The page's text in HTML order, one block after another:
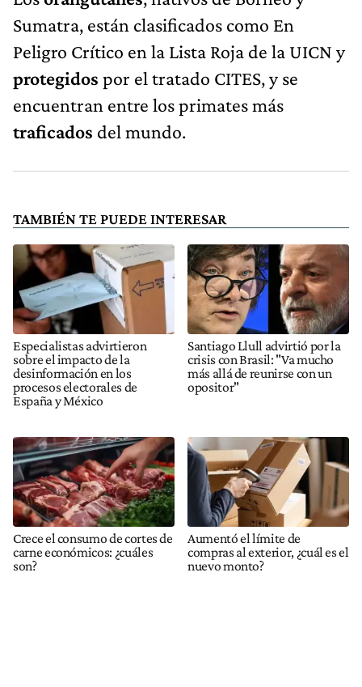
Sumatra, están clasificados como En
Peligro Crítico en la Lista Roja de la UICN y
protegidos por el tratado CITES, y se
encuentran entre los primates más
traficados del mundo.
TAMBIÉN TE PUEDE INTERESAR
Especialistas advirtieron
sobre el impacto de la
desinformación en los
procesos electorales de
España y México
Santiago Llull advirtió por la
crisis con Brasil: "Va mucho
más allá de reunirse con un
opositor"
Crece el consumo de cortes de
carne económicos: ¿cuáles
son?
Aumentó el límite de
compras al exterior, ¿cuál es el
nuevo monto?